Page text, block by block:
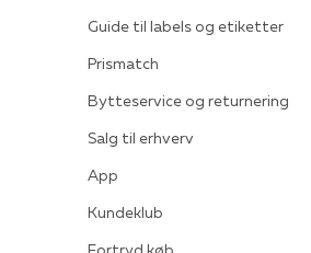
Guide til labels og etiketter
Prismatch
Bytteservice og returnering
Salg til erhverv
App
Kundeklub